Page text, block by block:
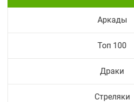
Аркады
Топ 100
Драки
Стреляки